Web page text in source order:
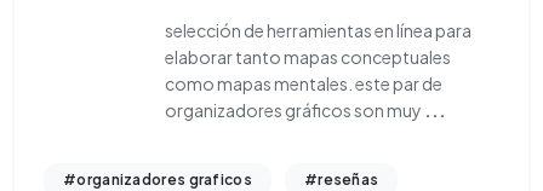
selección de herramientas en línea para
elaborar tanto mapas conceptuales
como mapas mentales. este par de
organizadores gráficos son muy ...
#organizadores graficos #reseñas